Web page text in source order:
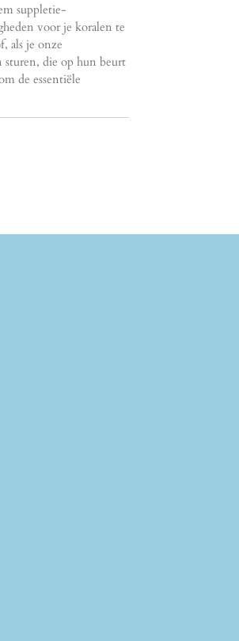
suppletie-
voor je koralen te
als je onze
sturen, die op hun beurt
de essentiële